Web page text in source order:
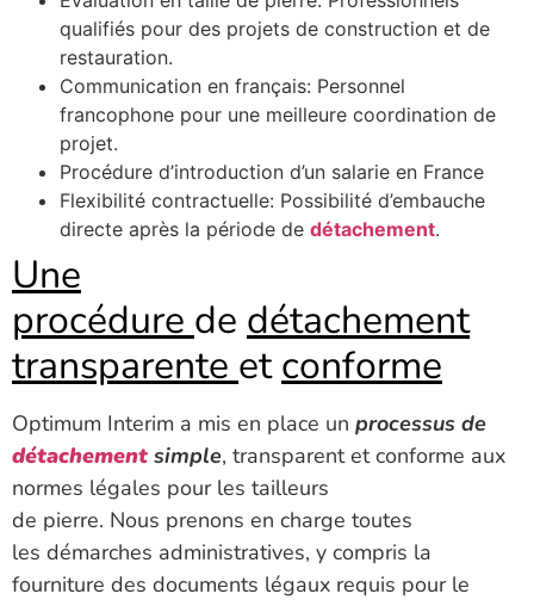
qualifiés pour des projets de construction et de
restauration.
Communication en français: Personnel
francophone pour une meilleure coordination de
projet.
Procédure d’introduction d’un salarie en France
Flexibilité contractuelle: Possibilité d’embauche
directe après la période de détachement.
Une
procédure de détachement
transparente etconforme
Optimum Interim a mis en place un processus de
détachement simple, transparent et conforme aux
normes légales pour les tailleurs
de pierre. Nous prenons en charge toutes
les démarches administratives, y compris la
fourniture des documents légaux requis pour le